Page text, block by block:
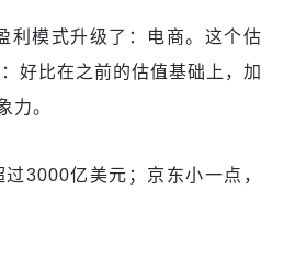
利模式升级了：电商。这个估
好比在之前的估值基础上，加
力。
3000亿美元；京东小一点，